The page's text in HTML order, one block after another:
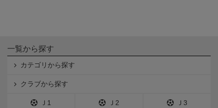
一覧から探す
カテゴリから探す
クラブから探す
Ｊ1 Ｊ2 Ｊ3